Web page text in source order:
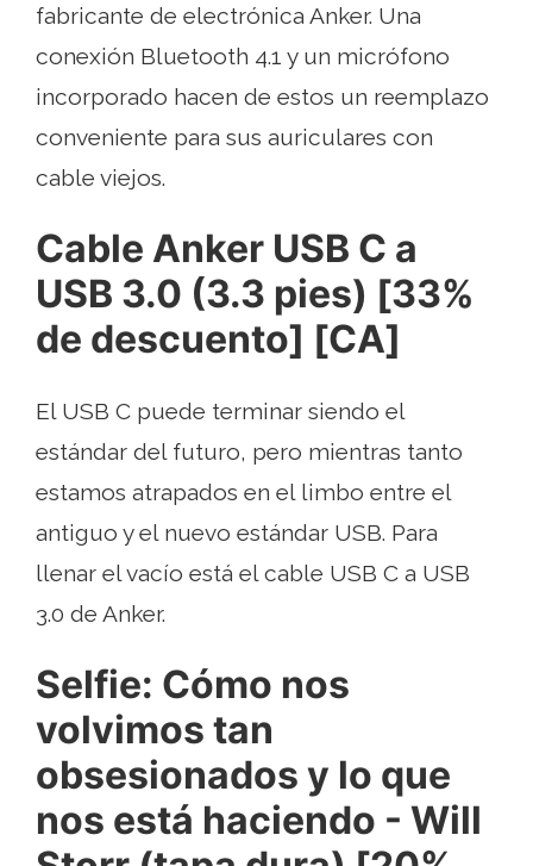
fabricante de electrónica Anker. Una
conexión Bluetooth 4.1 y un micrófono
incorporado hacen de estos un reemplazo
conveniente para sus auriculares con
cable viejos.
Cable Anker USB C a
USB 3.0 (3.3 pies) [33%
de descuento] [CA]
El USB C puede terminar siendo el
estándar del futuro, pero mientras tanto
estamos atrapados en el limbo entre el
antiguo y el nuevo estándar USB. Para
llenar el vacío está el cable USB C a USB
3.0 de Anker.
Selfie: Cómo nos
volvimos tan
obsesionados y lo que
nos está haciendo - Will